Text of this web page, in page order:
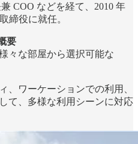
COO などを経て、2010 年
締役に就任。
要
々な部屋から選択可能な
、ワーケーションでの利用、
て、多様な利用シーンに対応